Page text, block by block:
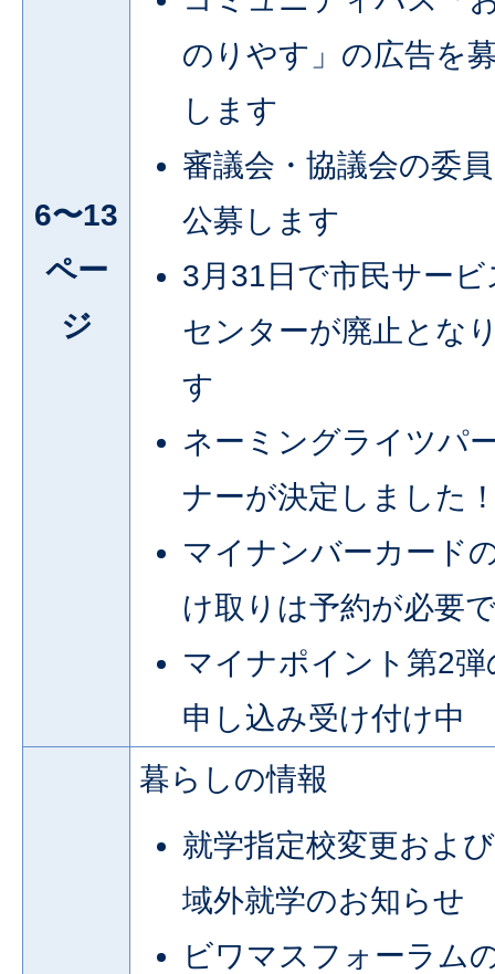
6〜13
ペー
ジ
のりやす」の広告を
します
審議会・協議会の委
公募します
3月31日で市民サービ
センターが廃止とな
す
ネーミングライツパ
ナーが決定しました
マイナンバーカード
け取りは予約が必要
マイナポイント第2弾
申し込み受け付け中
暮らしの情報
就学指定校変更およ
域外就学のお知らせ
ビワマスフォーラム